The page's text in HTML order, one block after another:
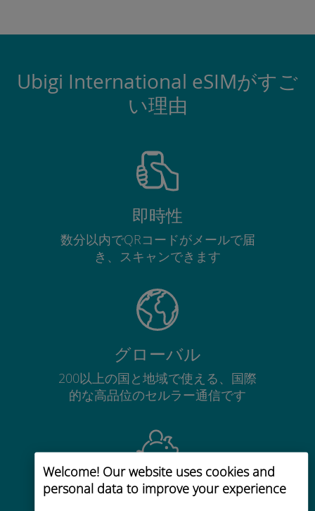
Welcome! Our website uses cookies and
personal data to improve your experience
Ubigi International eSIMがすご
い理由
即時性
数分以内でQRコードがメールで届
き、スキャンできます
グローバル
200以上の国と地域で使える、国際
的な高品位のセルラー通信です
コストパフォーマンス